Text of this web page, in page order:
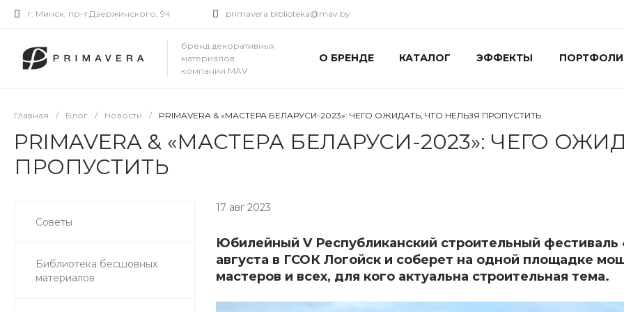
г. Минск, пр-т Дзержинского, 94 primavera.biblioteka@mav.by
бренд декоративных
материалов
компании MAV
О БРЕНДЕ КАТАЛОГ ЭФФЕКТЫ
Главная / Блог / Новости / PRIMAVERA & «МАСТЕРА БЕЛАРУСИ-2023»: ЧЕГО ОЖИДАТЬ, ЧТО НЕЛЬЗЯ ПРОПУСТИТЬ
PRIMAVERA & «МАСТЕРА БЕЛАРУСИ-2023»: ЧЕГО
ПРОПУСТИТЬ
Советы
Библиотека бесшовных
материалов
17 авг 2023
Юбилейный V Республиканский строительный фестиваль
августа в ГСОК Логойск и соберет на одной площадке
мастеров и всех, для кого актуальна строительная тема.